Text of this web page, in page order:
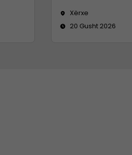
Xërxe
20 Gusht 2026